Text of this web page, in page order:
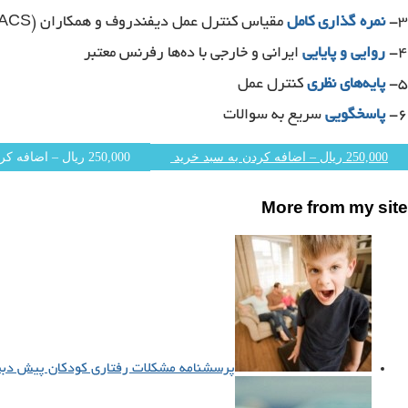
۳- نمره گذاری کامل مقیاس کنترل عمل دیفندروف و همکاران (ACS)
۴-
روایی و پایایی ایرانی و خارجی با ده‌ها رفرنس معتبر
۵-
پایه‌های نظری کنترل عمل
۶-
پاسخگویی سریع به سوالات
250,000 ریال – اضافه کردن به سبد خرید
More from my site
پرسشنامه مشکلات رفتاری کودکان پیش